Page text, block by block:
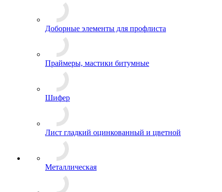
Доборные элементы для профлиста
Праймеры, мастики битумные
Шифер
Лист гладкий оцинкованный и цветной
Металлическая